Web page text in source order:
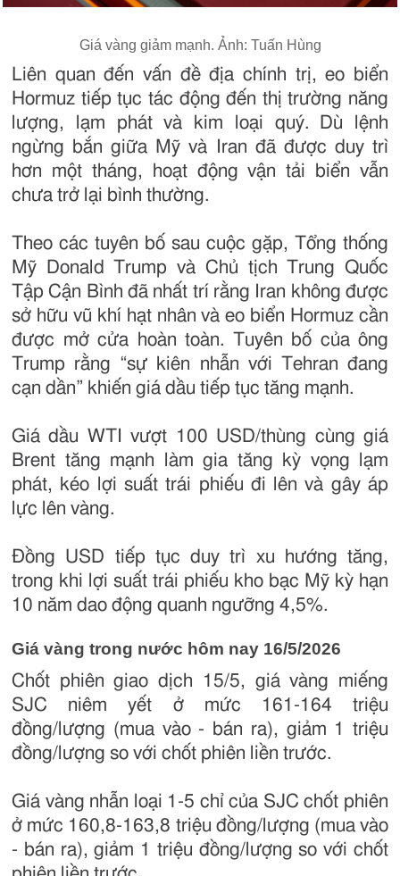
Giá vàng giảm mạnh. Ảnh: Tuấn Hùng
Liên quan đến vấn đề địa chính trị, eo biển
Hormuz tiếp tục tác động đến thị trường năng
lượng, lạm phát và kim loại quý. Dù lệnh
ngừng bắn giữa Mỹ và Iran đã được duy trì
hơn một tháng, hoạt động vận tải biển vẫn
chưa trở lại bình thường.
Theo các tuyên bố sau cuộc gặp, Tổng thống
Mỹ Donald Trump và Chủ tịch Trung Quốc
Tập Cận Bình đã nhất trí rằng Iran không được
sở hữu vũ khí hạt nhân và eo biển Hormuz cần
được mở cửa hoàn toàn. Tuyên bố của ông
Trump rằng “sự kiên nhẫn với Tehran đang
cạn dần” khiến giá dầu tiếp tục tăng mạnh.
Giá dầu WTI vượt 100 USD/thùng cùng giá
Brent tăng mạnh làm gia tăng kỳ vọng lạm
phát, kéo lợi suất trái phiếu đi lên và gây áp
lực lên vàng.
Đồng USD tiếp tục duy trì xu hướng tăng,
trong khi lợi suất trái phiếu kho bạc Mỹ kỳ hạn
10 năm dao động quanh ngưỡng 4,5%.
Giá vàng trong nước hôm nay 16/5/2026
Chốt phiên giao dịch 15/5, giá vàng miếng
SJC niêm yết ở mức 161-164 triệu
đồng/lượng (mua vào - bán ra), giảm 1 triệu
đồng/lượng so với chốt phiên liền trước.
Giá vàng nhẫn loại 1-5 chỉ của SJC chốt phiên
ở mức 160,8-163,8 triệu đồng/lượng (mua vào
- bán ra), giảm 1 triệu đồng/lượng so với chốt